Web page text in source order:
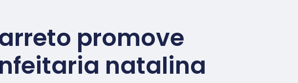
promove
natalina